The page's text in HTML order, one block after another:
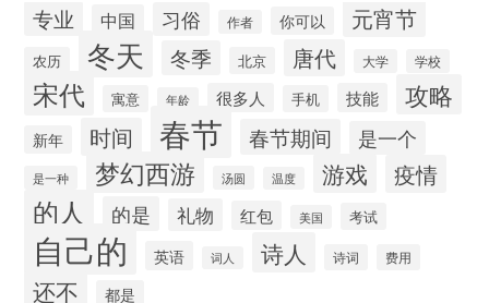
专业 中国 习俗 作者 你可以 元宵节
农历 冬天 冬季 北京 唐代 大学 学校
宋代 寓意 年龄 很多人 手机 技能 攻略
新年 时间 春节 春节期间 是一个
是一种 梦幻西游 汤圆 温度 游戏 疫情
的人 的是 礼物 红包 美国 考试
自己的 英语 词人 诗人 诗词 费用
还不 都是